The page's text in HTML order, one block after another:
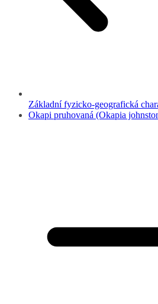
Základní fyzicko-geografická
Okapi pruhovaná (Okapia